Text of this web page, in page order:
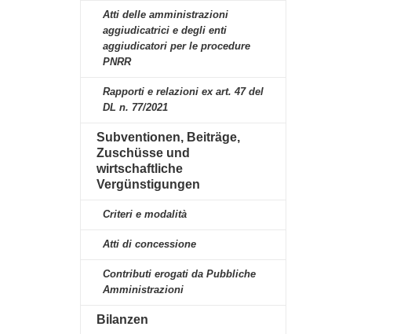
Atti delle amministrazioni
aggiudicatrici e degli enti
aggiudicatori per le procedure
PNRR
Rapporti e relazioni ex art. 47 del
DL n. 77/2021
Subventionen, Beiträge,
Zuschüsse und
wirtschaftliche
Vergünstigungen
Criteri e modalità
Atti di concessione
Contributi erogati da Pubbliche
Amministrazioni
Bilanzen